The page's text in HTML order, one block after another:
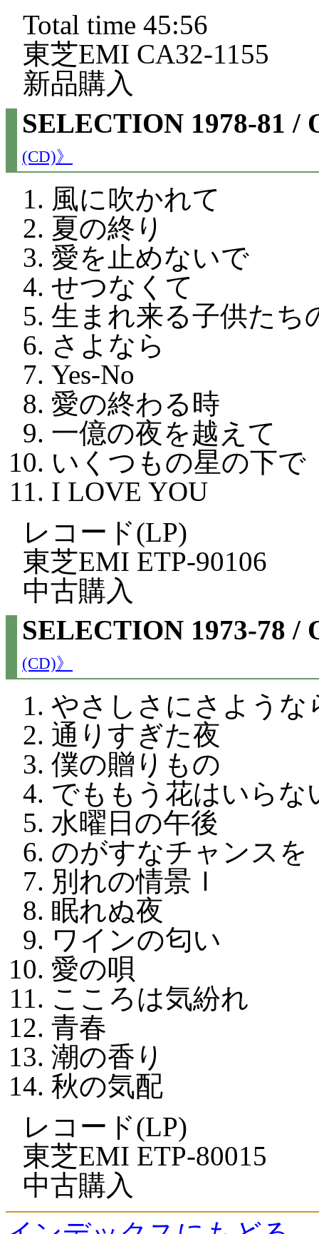
Total time 45:56
東芝EMI CA32-1155
新品購入
SELECTION 1978-81 /
(CD)》
風に吹かれて
夏の終り
愛を止めないで
せつなくて
生まれ来る子供たち
さよなら
Yes-No
愛の終わる時
一億の夜を越えて
いくつもの星の下で
I LOVE YOU
レコード(LP)
東芝EMI ETP-90106
中古購入
SELECTION 1973-78 /
(CD)》
やさしさにさような
通りすぎた夜
僕の贈りもの
でももう花はいらな
水曜日の午後
のがすなチャンスを
別れの情景Ｉ
眠れぬ夜
ワインの匂い
愛の唄
こころは気紛れ
青春
潮の香り
秋の気配
レコード(LP)
東芝EMI ETP-80015
中古購入